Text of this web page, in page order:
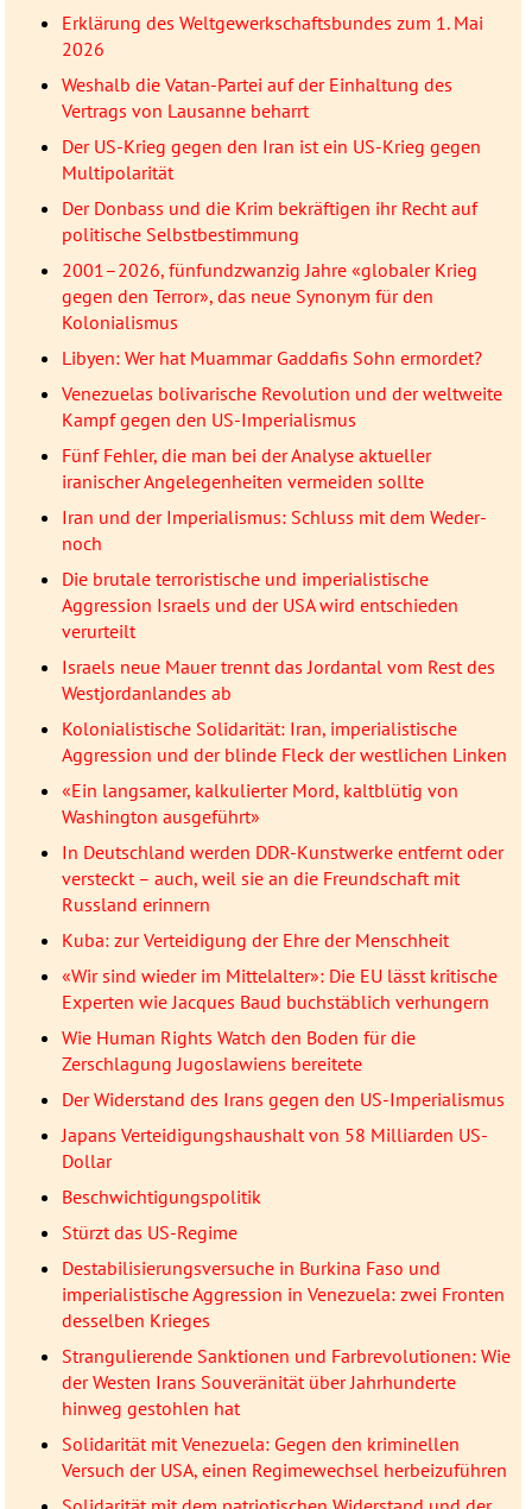
Erklärung des Weltgewerkschaftsbundes zum 1. Mai
2026
Weshalb die Vatan-Partei auf der Einhaltung des
Vertrags von Lausanne beharrt
Der US-Krieg gegen den Iran ist ein US-Krieg gegen
Multipolarität
Der Donbass und die Krim bekräftigen ihr Recht auf
politische Selbstbestimmung
2001–2026, fünfundzwanzig Jahre «globaler Krieg
gegen den Terror», das neue Synonym für den
Kolonialismus
Libyen: Wer hat Muammar Gaddafis Sohn ermordet?
Venezuelas bolivarische Revolution und der weltweite
Kampf gegen den US-Imperialismus
Fünf Fehler, die man bei der Analyse aktueller
iranischer Angelegenheiten vermeiden sollte
Iran und der Imperialismus: Schluss mit dem Weder-
noch
Die brutale terroristische und imperialistische
Aggression Israels und der USA wird entschieden
verurteilt
Israels neue Mauer trennt das Jordantal vom Rest des
Westjordanlandes ab
Kolonialistische Solidarität: Iran, imperialistische
Aggression und der blinde Fleck der westlichen Linken
«Ein langsamer, kalkulierter Mord, kaltblütig von
Washington ausgeführt»
In Deutschland werden DDR-Kunstwerke entfernt oder
versteckt – auch, weil sie an die Freundschaft mit
Russland erinnern
Kuba: zur Verteidigung der Ehre der Menschheit
«Wir sind wieder im Mittelalter»: Die EU lässt kritische
Experten wie Jacques Baud buchstäblich verhungern
Wie Human Rights Watch den Boden für die
Zerschlagung Jugoslawiens bereitete
Der Widerstand des Irans gegen den US-Imperialismus
Japans Verteidigungshaushalt von 58 Milliarden US-
Dollar
Beschwichtigungspolitik
Stürzt das US-Regime
Destabilisierungsversuche in Burkina Faso und
imperialistische Aggression in Venezuela: zwei Fronten
desselben Krieges
Strangulierende Sanktionen und Farbrevolutionen: Wie
der Westen Irans Souveränität über Jahrhunderte
hinweg gestohlen hat
Solidarität mit Venezuela: Gegen den kriminellen
Versuch der USA, einen Regimewechsel herbeizuführen